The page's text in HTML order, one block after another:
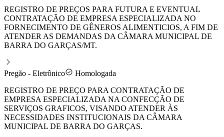
REGISTRO DE PREÇOS PARA FUTURA E EVENTUAL
CONTRATAÇÃO DE EMPRESA ESPECIALIZADA NO
FORNECIMENTO DE GÊNEROS ALIMENTICIOS, A FIM DE
ATENDER AS DEMANDAS DA CÂMARA MUNICIPAL DE
BARRA DO GARÇAS/MT.
Pregão - Eletrônico
Homologada
REGISTRO DE PREÇO PARA CONTRATAÇÃO DE
EMPRESA ESPECIALIZADA NA CONFECÇÃO DE
SERVIÇOS GRAFICOS, VISANDO ATENDER ÀS
NECESSIDADES INSTITUCIONAIS DA CÂMARA
MUNICIPAL DE BARRA DO GARÇAS.